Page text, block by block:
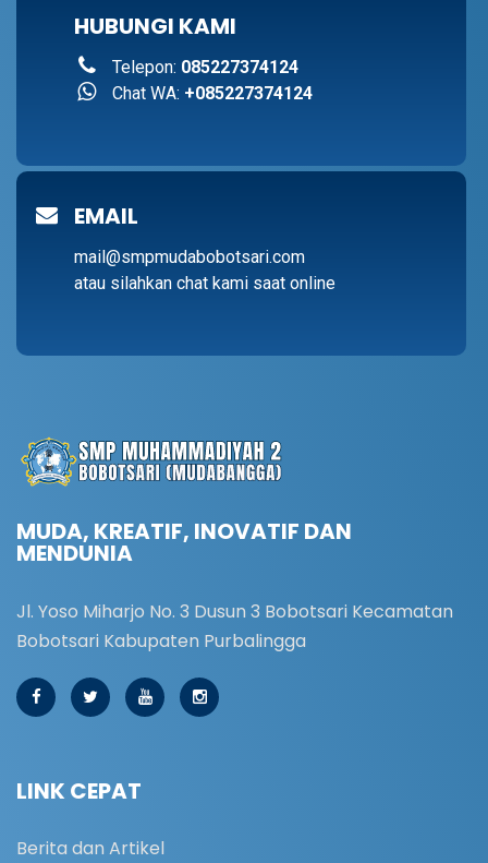
HUBUNGI KAMI
Telepon: 085227374124
Chat WA: +085227374124
EMAIL
mail@smpmudabobotsari.com
atau silahkan chat kami saat online
MUDA, KREATIF, INOVATIF DAN
MENDUNIA
Jl. Yoso Miharjo No. 3 Dusun 3 Bobotsari Kecamatan
Bobotsari Kabupaten Purbalingga
LINK CEPAT
Berita dan Artikel